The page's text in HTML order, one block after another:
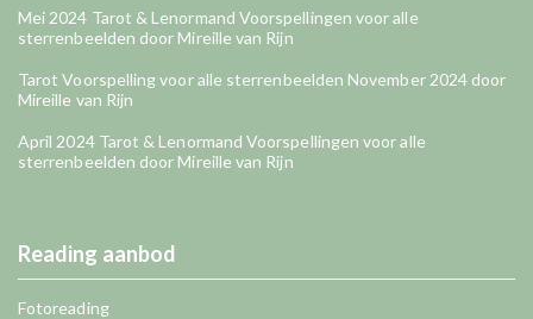
Mei 2024 Tarot & Lenormand Voorspellingen voor alle
sterrenbeelden door Mireille van Rijn
Tarot Voorspelling voor alle sterrenbeelden November 2024 door
Mireille van Rijn
April 2024 Tarot & Lenormand Voorspellingen voor alle
sterrenbeelden door Mireille van Rijn
Reading aanbod
Fotoreading